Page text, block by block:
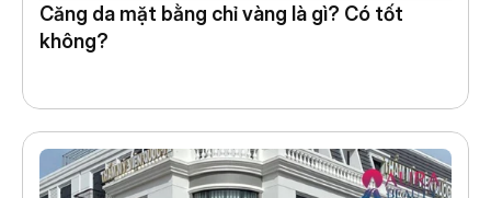
Căng da mặt bằng chỉ vàng là gì? Có tốt
không?